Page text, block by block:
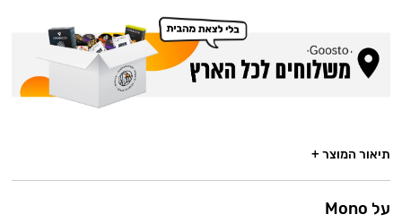
תיאור המוצר +
על Mono